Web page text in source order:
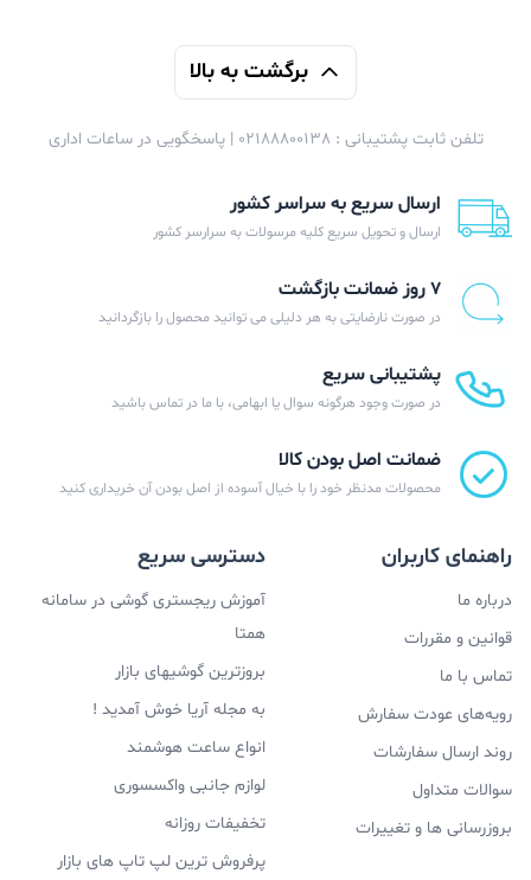
برگشت به بالا
تلفن ثابت پشتیبانی : 02188800138 | پاسخگویی در ساعات اداری
ارسال سریع به سراسر کشور
ارسال و تحویل سریع کلیه مرسولات به سرارسر کشور
۷ روز ضمانت بازگشت
در صورت نارضایتی به هر دلیلی می توانید محصول را بازگردانید
پشتیبانی سریع
در صورت وجود هرگونه سوال یا ابهامی، با ما در تماس باشید
ضمانت اصل بودن کالا
محصولات مدنظر خود را با خیال آسوده از اصل بودن آن خریداری کنید
راهنمای کاربران
درباره ما
قوانین و مقررات
تماس با ما
رویه‌های عودت سفارش
روند ارسال سفارشات
سوالات متداول
بروزرسانی ها و تغییرات
دسترسی سریع
آموزش ریجستری گوشی در سامانه
همتا
بروزترین گوشیهای بازار
به مجله آریا خوش آمدید !
انواع ساعت هوشمند
لوازم جانبی واکسسوری
تخفیفات روزانه
پرفروش ترین لپ تاپ های بازار